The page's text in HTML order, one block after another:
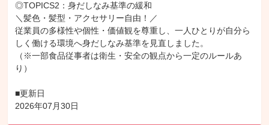
◎TOPICS2：身だしなみ基準の緩和
＼髪色・髪型・アクセサリー自由！／
従業員の多様性や個性・価値観を尊重し、一人ひとりが自分ら
しく働ける環境へ身だしなみ基準を見直しました。
（※一部食品従事者は衛生・安全の観点から一定のルールあ
り）
■更新日
2026年07月30日